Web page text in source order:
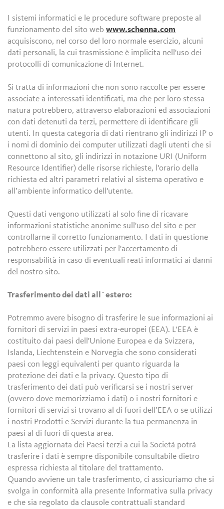
I sistemi informatici e le procedure software preposte al
funzionamento del sito webwww.schenna.com
acquisiscono, nel corso del loro normale esercizio, alcuni
dati personali, la cui trasmissione è implicita nell'uso dei
protocolli di comunicazione di Internet.
Si tratta di informazioni che non sono raccolte per essere
associate a interessati identificati, ma che per loro stessa
natura potrebbero, attraverso elaborazioni ed associazioni
con dati detenuti da terzi, permettere di identificare gli
utenti. In questa categoria di dati rientrano gli indirizzi IP o
i nomi di dominio dei computer utilizzati dagli utenti che si
connettono al sito, gli indirizzi in notazione URI (Uniform
Resource Identifier) delle risorse richieste, l'orario della
richiesta ed altri parametri relativi al sistema operativo e
all’ambiente informatico dell'utente.
Questi dati vengono utilizzati al solo fine di ricavare
informazioni statistiche anonime sull'uso del sito e per
controllarne il corretto funzionamento. I dati in questione
potrebbero essere utilizzati per l'accertamento di
responsabilità in caso di eventuali reati informatici ai danni
del nostro sito.
Trasferimento dei dati all´estero:
Potremmo avere bisogno di trasferire le sue informazioni ai
fornitori di servizi in paesi extra-europei (EEA). L‘EEA è
costituito dai paesi dell'Unione Europea e da Svizzera,
Islanda, Liechtenstein e Norvegia che sono considerati
paesi con leggi equivalenti per quanto riguarda la
protezione dei dati e la privacy. Questo tipo di
trasferimento dei dati può verificarsi se i nostri server
(ovvero dove memorizziamo i dati) o i nostri fornitori e
fornitori di servizi si trovano al di fuori dell’EEA o se utilizzi
i nostri Prodotti e Servizi durante la tua permanenza in
paesi al di fuori di questa area.
La lista aggiornata dei Paesi terzi a cui la Societá potrá
trasferire i dati è sempre disponibile consultabile dietro
espressa richiesta al titolare del trattamento.
Quando avviene un tale trasferimento, ci assicuriamo che si
svolga in conformità alla presente Informativa sulla privacy
e che sia regolato da clausole contrattuali standard